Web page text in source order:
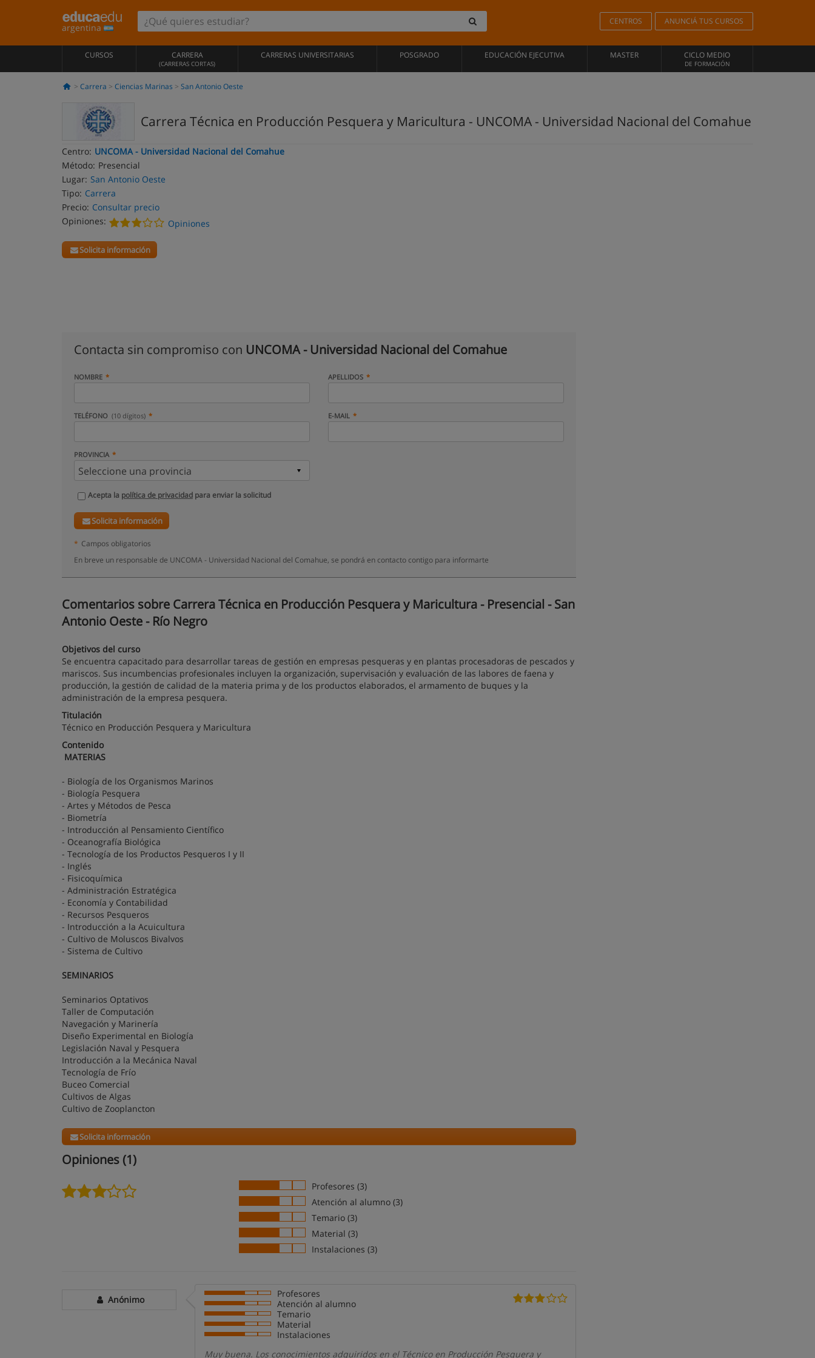
argentina
CENTROS ANUNCIÁ TUS CURSOS
CURSOS CARRERA
(CARRERAS CORTAS)
CARRERAS UNIVERSITARIAS POSGRADO EDUCACIÓN EJECUTIVA MASTER CICLO MEDIO
DE FORMACIÓN
Carrera Ciencias Marinas San Antonio Oeste
Carrera Técnica en Producción Pesquera y Maricultura - UNCOMA - Universidad Nacional del Comahue
Centro: UNCOMA - Universidad Nacional del Comahue
Método: Presencial
Lugar: San Antonio Oeste
Tipo: Carrera
Precio: Consultar precio
Opiniones:
Opiniones
Solicita información
Contacta sin compromiso con UNCOMA - Universidad Nacional del Comahue
NOMBRE APELLIDOS
TELÉFONO (10 dígitos) E-MAIL
PROVINCIA
Acepta la política de privacidad para enviar la solicitud
Solicita información
* Campos obligatorios
En breve un responsable de UNCOMA - Universidad Nacional del Comahue, se pondrá en contacto contigo para informarte
Comentarios sobre Carrera Técnica en Producción Pesquera y Maricultura - Presencial - San
Antonio Oeste - Río Negro
Objetivos del curso
Se encuentra capacitado para desarrollar tareas de gestión en empresas pesqueras y en plantas procesadoras de pescados y
mariscos. Sus incumbencias profesionales incluyen la organización, supervisación y evaluación de las labores de faena y
producción, la gestión de calidad de la materia prima y de los productos elaborados, el armamento de buques y la
administración de la empresa pesquera.
Titulación
Técnico en Producción Pesquera y Maricultura
Contenido
MATERIAS
- Biología de los Organismos Marinos
- Biología Pesquera
- Artes y Métodos de Pesca
- Biometría
- Introducción al Pensamiento Científico
- Oceanografía Biológica
- Tecnología de los Productos Pesqueros I y II
- Inglés
- Fisicoquímica
- Administración Estratégica
- Economía y Contabilidad
- Recursos Pesqueros
- Introducción a la Acuicultura
- Cultivo de Moluscos Bivalvos
- Sistema de Cultivo
SEMINARIOS
Seminarios Optativos
Taller de Computación
Navegación y Marinería
Diseño Experimental en Biología
Legislación Naval y Pesquera
Introducción a la Mecánica Naval
Tecnología de Frío
Buceo Comercial
Cultivos de Algas
Cultivo de Zooplancton
Solicita información
Opiniones (1)
Profesores (3)
Atención al alumno (3)
Temario (3)
Material (3)
Instalaciones (3)
Anónimo
Profesores
Atención al alumno
Temario
Material
Instalaciones
Muy buena. Los conocimientos adquiridos en el Técnico en Producción Pesquera y